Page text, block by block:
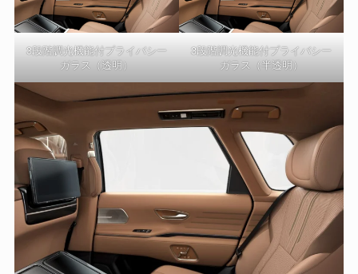
3段階調光機能付プライバシー
ガラス（透明）
3段階調光機能付プライバシー
ガラス（半透明）